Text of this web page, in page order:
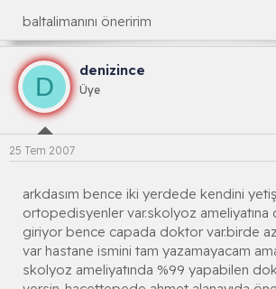
baltalimanını öneririm
D
denizince
Üye
25 Tem 2007
arkdasım bence iki yerdede kendini
ortopedisyenler var.skolyoz
giriyor bence capada doktor var.birde
var hastane ismini tam yazamayacam
skolyoz ameliyatında %99 yapabilen